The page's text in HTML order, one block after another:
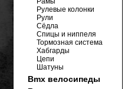
Рулевые колонки
Рули
Сёдла
Спицы и ниппеля
Тормозная система
Хабгарды
Цепи
Шатуны
Bmx велосипеды